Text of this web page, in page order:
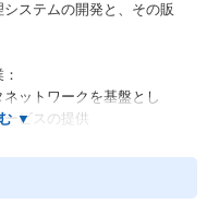
ステムの開発と、その販
ットワークを基盤とし
ビスの提供
析、情報処理システムの